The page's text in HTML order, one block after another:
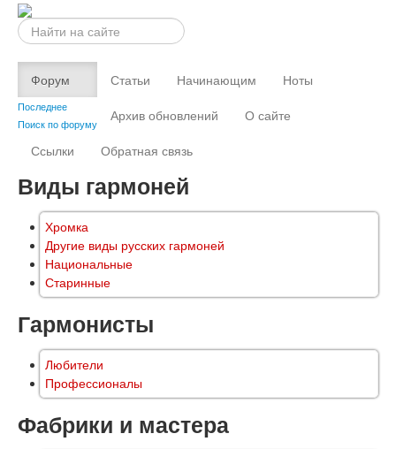
Искать...
Форум
Последнее
Поиск по форуму
Статьи Начинающим
Ноты
Архив обновлений
О сайте
Ссылки
Обратная связь
Виды гармоней
Хромка
Другие виды русских гармоней
Национальные
Старинные
Гармонисты
Любители
Профессионалы
Фабрики и мастера